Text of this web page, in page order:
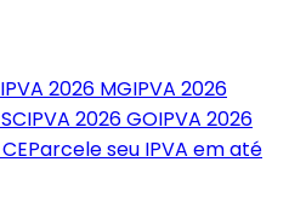
IPVA 2026 MGIPVA 2026
SCIPVA 2026GOIPVA 2026
CEParcele seu IPVA em até